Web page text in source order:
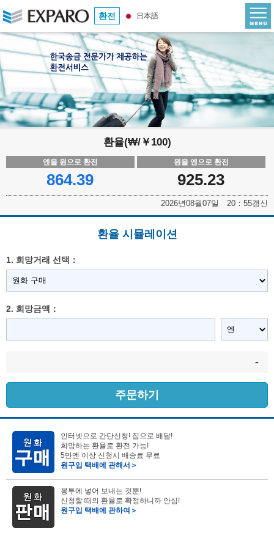
환전 日本語
환율(₩/￥100)
엔을 원으로 환전
864.39
원을 엔으로 환전
925.23
2026년08월07일 20：55갱신
환율 시뮬레이션
1. 희망거래 선택：
2. 희망금액：
-
주문하기
인터넷으로 간단신청! 집으로 배달!
희망하는 환율로 환전 가능!
5만엔 이상 신청시 배송료 무료
원구입 택배에 관해서＞
봉투에 넣어 보내는 것뿐!
신청할 때의 환율로 확정하니까 안심!
원구입 택배에 관하여＞